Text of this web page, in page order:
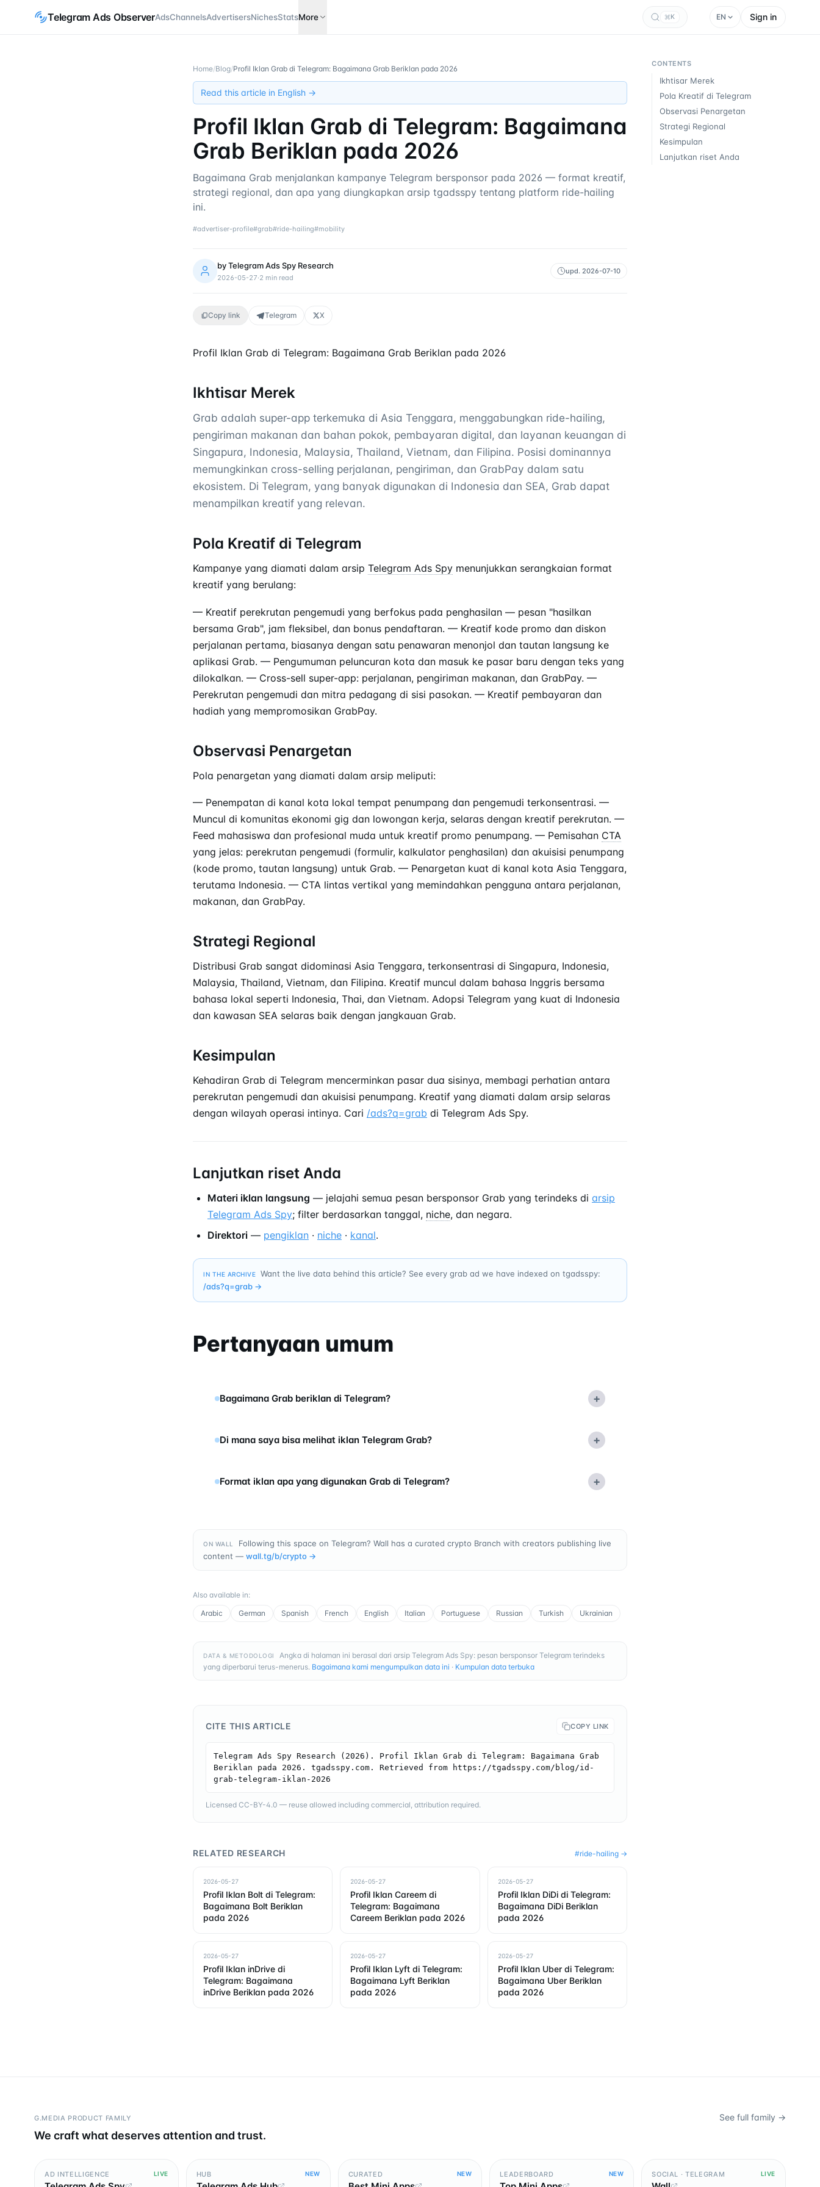
Telegram Ads ObserverAdsChannelsAdvertisersNichesStatsMore K EN Sign in
Home/Blog/Profil Iklan Grab di Telegram: Bagaimana Grab Beriklan pada 2026
Read this article in English →
Profil Iklan Grab di Telegram: Bagaimana
Grab Beriklan pada 2026
Bagaimana Grab menjalankan kampanye Telegram bersponsor pada 2026 — format kreatif,
strategi regional, dan apa yang diungkapkan arsip tgadsspy tentang platform ride-hailing
ini.
#advertiser-profile#grab#ride-hailing#mobility
byTelegram Ads Spy Research
2026-05-27·2 min read
upd. 2026-07-10
Copy link Telegram X
Profil Iklan Grab di Telegram: Bagaimana Grab Beriklan pada 2026
Ikhtisar Merek
Grab adalah super-app terkemuka di Asia Tenggara, menggabungkan ride-hailing,
pengiriman makanan dan bahan pokok, pembayaran digital, dan layanan keuangan di
Singapura, Indonesia, Malaysia, Thailand, Vietnam, dan Filipina. Posisi dominannya
memungkinkan cross-selling perjalanan, pengiriman, dan GrabPay dalam satu
ekosistem. Di Telegram, yang banyak digunakan di Indonesia dan SEA, Grab dapat
menampilkan kreatif yang relevan.
Pola Kreatif di Telegram
Kampanye yang diamati dalam arsip Telegram Ads Spy menunjukkan serangkaian format
kreatif yang berulang:
— Kreatif perekrutan pengemudi yang berfokus pada penghasilan — pesan "hasilkan
bersama Grab", jam fleksibel, dan bonus pendaftaran. — Kreatif kode promo dan diskon
perjalanan pertama, biasanya dengan satu penawaran menonjol dan tautan langsung ke
aplikasi Grab. — Pengumuman peluncuran kota dan masuk ke pasar baru dengan teks yang
dilokalkan. — Cross-sell super-app: perjalanan, pengiriman makanan, dan GrabPay. —
Perekrutan pengemudi dan mitra pedagang di sisi pasokan. — Kreatif pembayaran dan
hadiah yang mempromosikan GrabPay.
Observasi Penargetan
Pola penargetan yang diamati dalam arsip meliputi:
— Penempatan di kanal kota lokal tempat penumpang dan pengemudi terkonsentrasi. —
Muncul di komunitas ekonomi gig dan lowongan kerja, selaras dengan kreatif perekrutan. —
Feed mahasiswa dan profesional muda untuk kreatif promo penumpang. — Pemisahan CTA
yang jelas: perekrutan pengemudi (formulir, kalkulator penghasilan) dan akuisisi penumpang
(kode promo, tautan langsung) untuk Grab. — Penargetan kuat di kanal kota Asia Tenggara,
terutama Indonesia. — CTA lintas vertikal yang memindahkan pengguna antara perjalanan,
makanan, dan GrabPay.
Strategi Regional
Distribusi Grab sangat didominasi Asia Tenggara, terkonsentrasi di Singapura, Indonesia,
Malaysia, Thailand, Vietnam, dan Filipina. Kreatif muncul dalam bahasa Inggris bersama
bahasa lokal seperti Indonesia, Thai, dan Vietnam. Adopsi Telegram yang kuat di Indonesia
dan kawasan SEA selaras baik dengan jangkauan Grab.
Kesimpulan
Kehadiran Grab di Telegram mencerminkan pasar dua sisinya, membagi perhatian antara
perekrutan pengemudi dan akuisisi penumpang. Kreatif yang diamati dalam arsip selaras
dengan wilayah operasi intinya. Cari /ads?q=grab di Telegram Ads Spy.
Lanjutkan riset Anda
Materi iklan langsung — jelajahi semua pesan bersponsor Grab yang terindeks di arsip
Telegram Ads Spy; filter berdasarkan tanggal, niche, dan negara.
Direktori — pengiklan · niche · kanal.
IN THE ARCHIVE
Want the live data behind this article? See every grab ad we have indexed on tgadsspy:
/ads?q=grab →
Pertanyaan umum
Bagaimana Grab beriklan di Telegram? +
Di mana saya bisa melihat iklan Telegram Grab? +
Format iklan apa yang digunakan Grab di Telegram? +
ON WALL
Following this space on Telegram? Wall has a curated crypto Branch with creators publishing live
content — wall.tg/b/crypto →
Also available in:
Arabic
German Spanish French English Italian Portuguese Russian Turkish Ukrainian
DATA & METODOLOGI
Angka di halaman ini berasal dari arsip Telegram Ads Spy: pesan bersponsor Telegram terindeks
yang diperbarui terus-menerus. Bagaimana kami mengumpulkan data ini · Kumpulan data terbuka
CITE THIS ARTICLE COPY LINK
Telegram Ads Spy Research (2026). Profil Iklan Grab di Telegram: Bagaimana Grab
Beriklan pada 2026. tgadsspy.com. Retrieved from https://tgadsspy.com/blog/id-
grab-telegram-iklan-2026
Licensed CC-BY-4.0 — reuse allowed including commercial, attribution required.
RELATED RESEARCH #ride-hailing →
2026-05-27
Profil Iklan Bolt di Telegram:
Bagaimana Bolt Beriklan
pada 2026
2026-05-27
Profil Iklan Careem di
Telegram: Bagaimana
Careem Beriklan pada 2026
2026-05-27
Profil Iklan DiDi di Telegram:
Bagaimana DiDi Beriklan
pada 2026
2026-05-27
Profil Iklan inDrive di
Telegram: Bagaimana
inDrive Beriklan pada 2026
2026-05-27
Profil Iklan Lyft di Telegram:
Bagaimana Lyft Beriklan
pada 2026
2026-05-27
Profil Iklan Uber di Telegram:
Bagaimana Uber Beriklan
pada 2026
CONTENTS
Ikhtisar Merek
Pola Kreatif di Telegram
Observasi Penargetan
Strategi Regional
Kesimpulan
Lanjutkan riset Anda
G.MEDIA PRODUCT FAMILY
We craft what deserves attention and trust.
See full family →
AD INTELLIGENCE LIVE HUB NEW CURATED NEW LEADERBOARD NEW SOCIAL · TELEGRAM LIVE